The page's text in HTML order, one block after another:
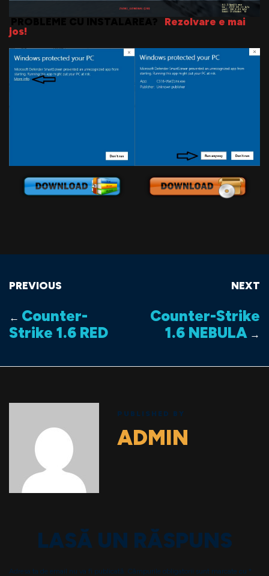
Rezolvare e mai
jos!
PREVIOUS
← Counter-
Strike 1.6 RED
NEXT
Counter-Strike
1.6 NEBULA →
PUBLISHED BY
ADMIN
LASĂ UN RĂSPUNS
Adresa ta de email nu va fi publicată. Câmpurile obligatorii sunt marcate cu *